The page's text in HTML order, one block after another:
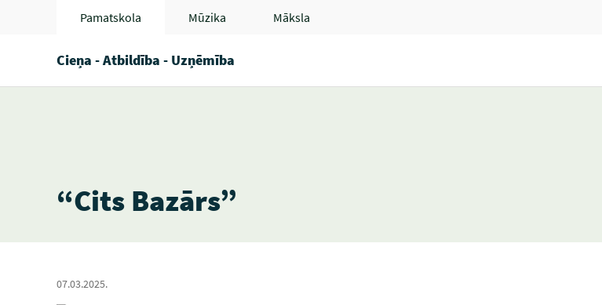
Pamatskola Mūzika Māksla
Cieņa - Atbildība - Uzņēmība
“Cits Bazārs”
07.03.2025.